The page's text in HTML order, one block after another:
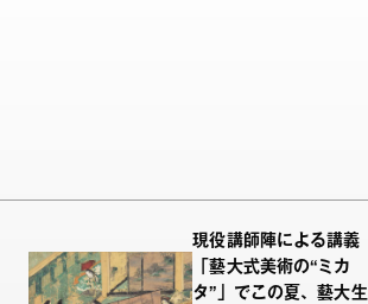
現役講師陣による講義
「藝大式美術の“ミカ
タ”」でこの夏、藝大生